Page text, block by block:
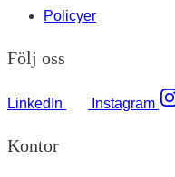
Policyer
Följ oss
LinkedIn Instagram
Kontor